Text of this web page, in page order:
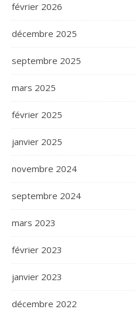
février 2026
décembre 2025
septembre 2025
mars 2025
février 2025
janvier 2025
novembre 2024
septembre 2024
mars 2023
février 2023
janvier 2023
décembre 2022